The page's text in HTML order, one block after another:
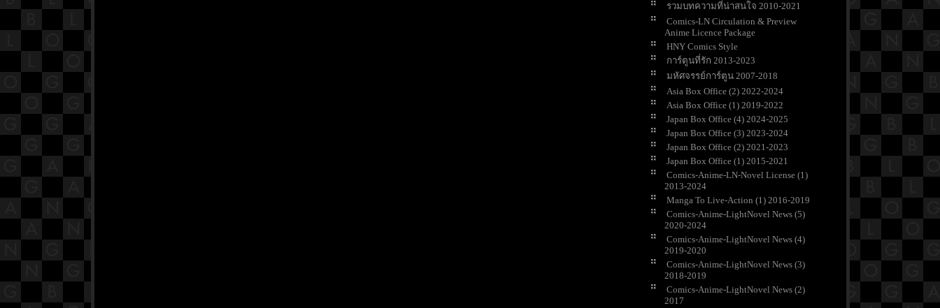
รวมบทความที่น่าสนใจ 2010-2021
Comics-LN Circulation & Preview
Anime Licence Package
HNY Comics Style
การ์ตูนที่รัก 2013-2023
มหัศจรรย์การ์ตูน 2007-2018
Asia Box Office (2) 2022-2024
Asia Box Office (1) 2019-2022
Japan Box Office (4) 2024-2025
Japan Box Office (3) 2023-2024
Japan Box Office (2) 2021-2023
Japan Box Office (1) 2015-2021
Comics-Anime-LN-Novel License (1)
2013-2024
Manga To Live-Action (1) 2016-2019
Comics-Anime-LightNovel News (5)
2020-2024
Comics-Anime-LightNovel News (4)
2019-2020
Comics-Anime-LightNovel News (3)
2018-2019
Comics-Anime-LightNovel News (2)
2017